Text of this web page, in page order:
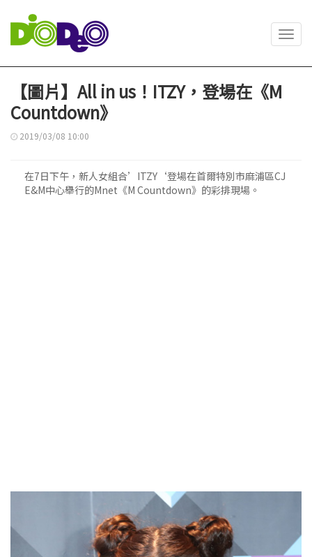
【圖片】All in us！ITZY，登場在《M
Countdown》
2019/03/08 10:00
在7日下午，新人女組合’ITZY‘登場在首爾特別市麻浦區CJ
E&M中心舉行的Mnet《M Countdown》的彩排現場。